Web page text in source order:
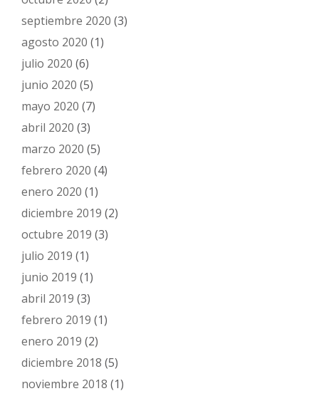
septiembre 2020 (3)
agosto 2020 (1)
julio 2020 (6)
junio 2020 (5)
mayo 2020 (7)
abril 2020 (3)
marzo 2020 (5)
febrero 2020 (4)
enero 2020 (1)
diciembre 2019 (2)
octubre 2019 (3)
julio 2019 (1)
junio 2019 (1)
abril 2019 (3)
febrero 2019 (1)
enero 2019 (2)
diciembre 2018 (5)
noviembre 2018 (1)